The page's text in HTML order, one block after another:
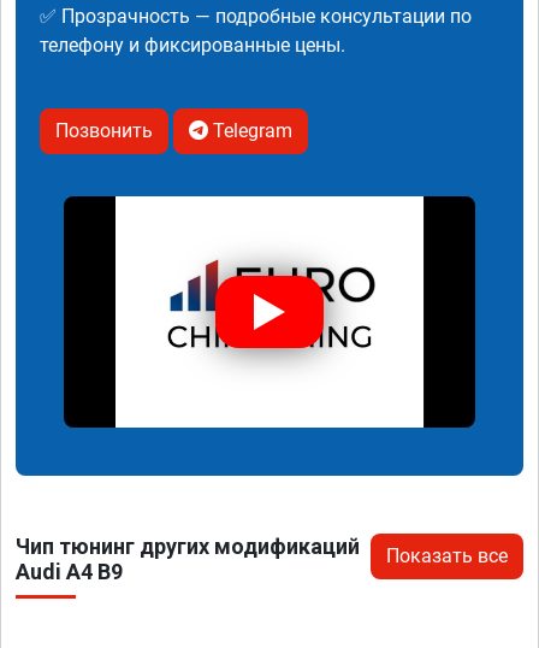
✅ Прозрачность — подробные консультации по
телефону и фиксированные цены.
Позвонить Telegram
Чип тюнинг других модификаций
Audi A4 B9
Показать все